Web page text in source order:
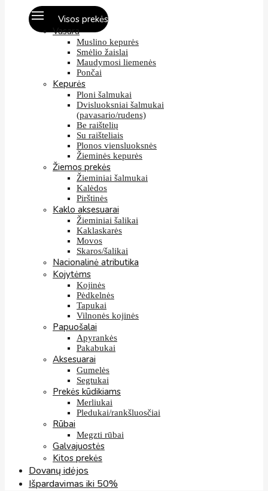
Visos prekės
Vasara
Muslino kepurės
Smėlio žaislai
Maudymosi liemenės
Pončai
Kepurės
Ploni šalmukai
Dvisluoksniai šalmukai
(pavasario/rudens)
Be raištelių
Su raišteliais
Plonos viensluoksnės
Žieminės kepurės
Žiemos prekės
Žieminiai šalmukai
Kalėdos
Pirštinės
Kaklo aksesuarai
Žieminiai šalikai
Kaklaskarės
Movos
Skaros/šalikai
Nacionalinė atributika
Kojytėms
Kojinės
Pėdkelnės
Tapukai
Vilnonės kojinės
Papuošalai
Apyrankės
Pakabukai
Aksesuarai
Gumelės
Segtukai
Prekės kūdikiams
Merliukai
Pledukai/rankšluosčiai
Rūbai
Megzti rūbai
Galvajuostės
Kitos prekės
Dovanų idėjos
Išpardavimas iki 50%